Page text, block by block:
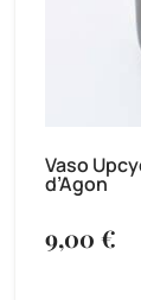
Vaso
d’Agon
9,00 €